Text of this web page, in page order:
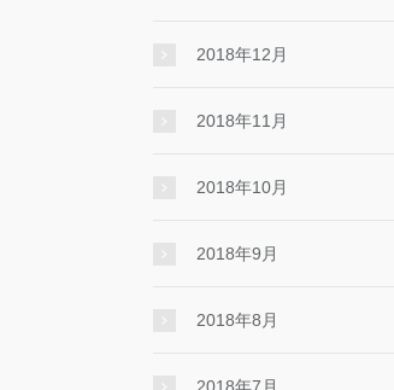
2018年12月
2018年11月
2018年10月
2018年9月
2018年8月